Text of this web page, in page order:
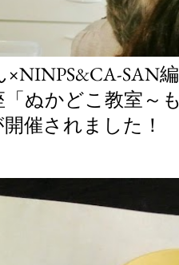
SAN
ぬかどこ教室～
催されました！